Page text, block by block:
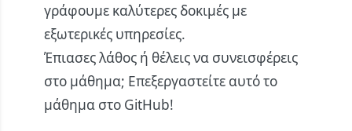
γράφουμε καλύτερες δοκιμές με
εξωτερικές υπηρεσίες.
Έπιασες λάθος ή θέλεις να συνεισφέρεις
στο μάθημα; Επεξεργαστείτε αυτό το
μάθημα στο GitHub!